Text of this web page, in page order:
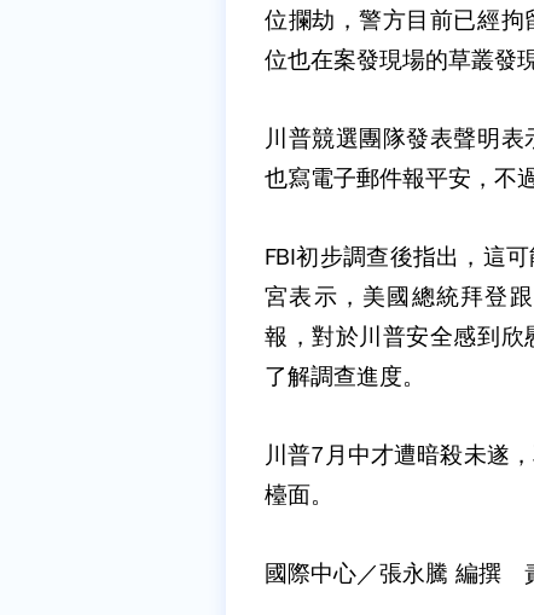
位攔劫，警方目前已經
位也在案發現場的草叢發
川普競選團隊發表聲明
也寫電子郵件報平安，不
FBI初步調查後指出，這
宮表示，美國總統拜登
報，對於川普安全感到
了解調查進度。
川普7月中才遭暗殺未遂
檯面。
國際中心／張永騰 編撰